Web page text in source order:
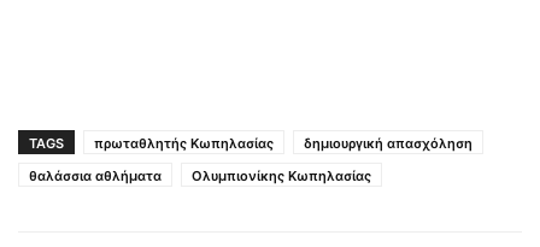
TAGS πρωταθλητής Κωπηλασίας
δημιουργική απασχόληση
θαλάσσια αθλήματα
Ολυμπιονίκης Κωπηλασίας